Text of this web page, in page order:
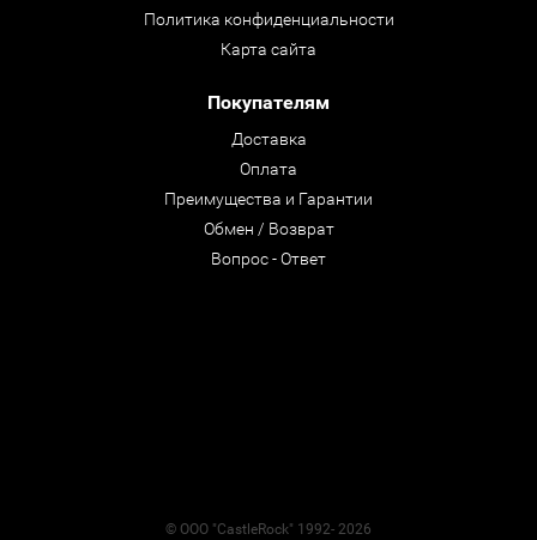
Политика конфиденциальности
Карта сайта
Покупателям
Доставка
Оплата
Преимущества и Гарантии
Обмен / Возврат
Вопрос - Ответ
© ООО "CastleRock" 1992- 2026